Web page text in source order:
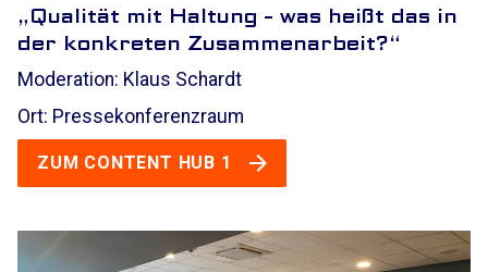
„Qualität mit Haltung - was heißt das in
der konkreten Zusammenarbeit?“
Moderation: Klaus Schardt
Ort: Pressekonferenzraum
ZUM CONTENT HUB 1